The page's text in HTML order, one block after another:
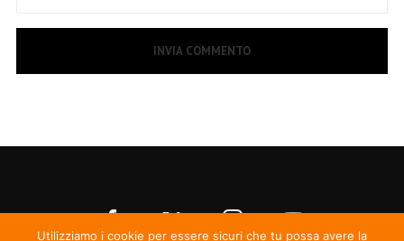
Utilizziamo i cookie per essere sicuri che tu possa avere la